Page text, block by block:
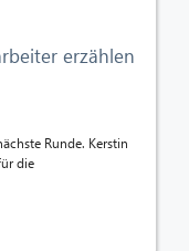
erzählen
Runde. Kerstin
die